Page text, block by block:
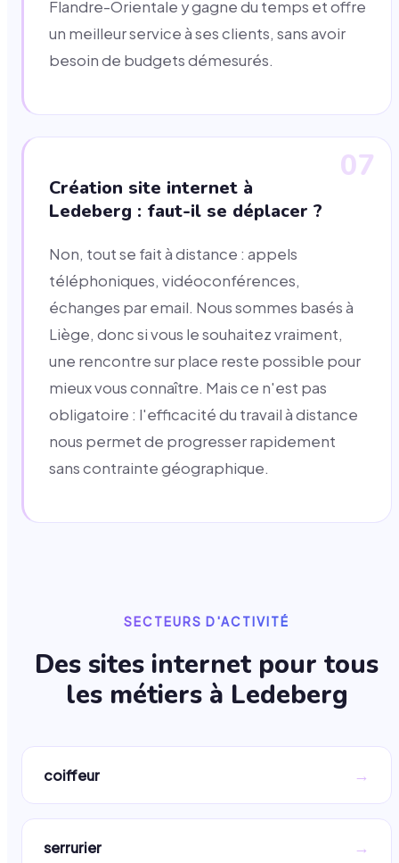
Flandre-Orientale y gagne du temps et offre
un meilleur service à ses clients, sans avoir
besoin de budgets démesurés.
07
Création site internet à
Ledeberg : faut-il se déplacer ?
Non, tout se fait à distance : appels
téléphoniques, vidéoconférences,
échanges par email. Nous sommes basés à
Liège, donc si vous le souhaitez vraiment,
une rencontre sur place reste possible pour
mieux vous connaître. Mais ce n'est pas
obligatoire : l'efficacité du travail à distance
nous permet de progresser rapidement
sans contrainte géographique.
SECTEURS D'ACTIVITÉ
Des sites internet pour tous
les métiers à Ledeberg
coiffeur →
serrurier →